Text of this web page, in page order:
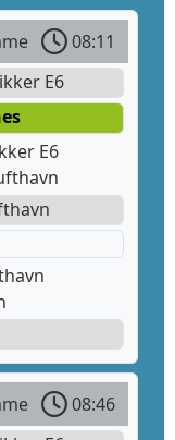
08:11
E6
E6
08:46